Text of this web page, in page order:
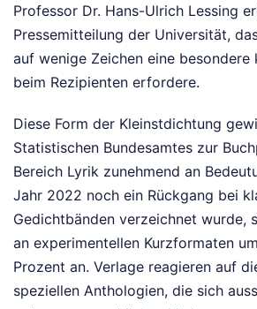
Professor Dr. Hans-Ulrich Lessing
Pressemitteilung der Universität,
auf wenige Zeichen eine
beim Rezipienten erfordere.
Diese Form der Kleinstdichtung
Statistischen Bundesamtes zur
Bereich Lyrik zunehmend an
Jahr 2022 noch ein Rückgang bei
Gedichtbänden verzeichnet wurde,
an experimentellen Kurzformaten
Prozent an. Verlage reagieren auf
speziellen Anthologien, die sich